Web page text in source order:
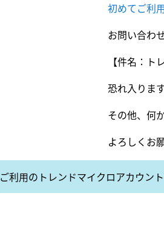
初めてご利
お問い合わ
【件名：
恐れ入りま
その他、何
よろしくお
ご利用のトレンドマイクロアカウン